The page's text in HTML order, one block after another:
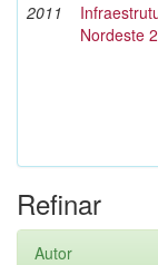
2011
Nordeste
Refinar
Autor